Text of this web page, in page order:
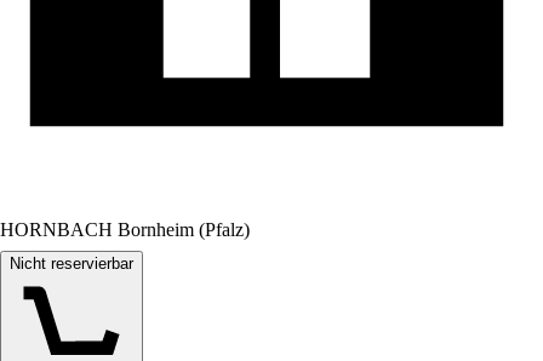
HORNBACH Bornheim (Pfalz)
Nicht reservierbar